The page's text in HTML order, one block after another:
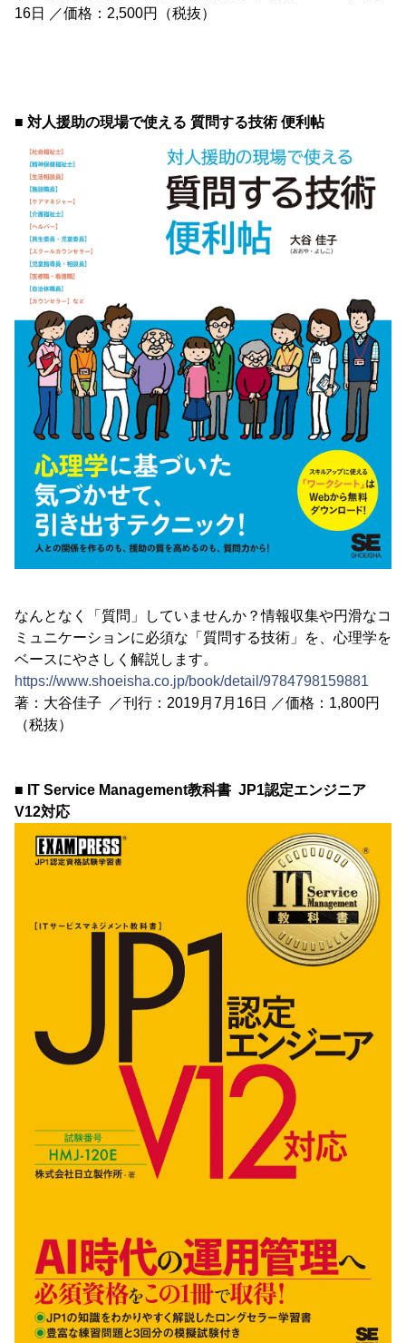
16日 ／価格：2,500円（税抜）
■ 対人援助の現場で使える 質問する技術 便利帖
なんとなく「質問」していませんか？情報収集や円滑なコ
ミュニケーションに必須な「質問する技術」を、心理学を
ベースにやさしく解説します。
https://www.shoeisha.co.jp/book/detail/9784798159881
著：大谷佳子 ／刊行：2019月7月16日 ／価格：1,800円
（税抜）
■ IT Service Management教科書 JP1認定エンジニア
V12対応